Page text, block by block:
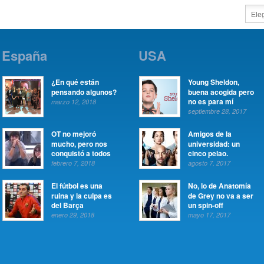
España
¿En qué están
pensando algunos?
marzo 12, 2018
OT no mejoró
mucho, pero nos
conquistó a todos
febrero 7, 2018
El fútbol es una
ruina y la culpa es
del Barça
enero 29, 2018
USA
Young Sheldon,
buena acogida pero
no es para mí
septiembre 28, 2017
Amigos de la
universidad: un
cinco pelao.
agosto 7, 2017
No, lo de Anatomía
de Grey no va a ser
un spin-off
mayo 17, 2017